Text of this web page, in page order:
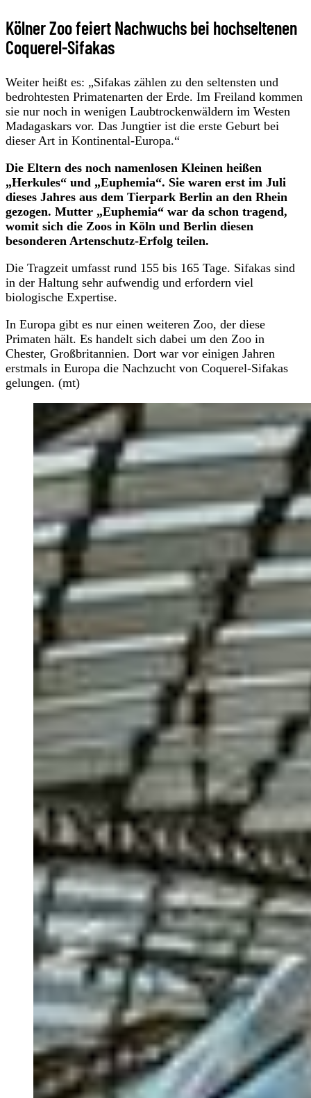
Kölner Zoo feiert Nachwuchs bei hochseltenen
Coquerel-Sifakas
Weiter heißt es: „Sifakas zählen zu den seltensten und
bedrohtesten Primatenarten der Erde. Im Freiland kommen
sie nur noch in wenigen Laubtrockenwäldern im Westen
Madagaskars vor. Das Jungtier ist die erste Geburt bei
dieser Art in Kontinental-Europa.“
Die Eltern des noch namenlosen Kleinen heißen
„Herkules“ und „Euphemia“. Sie waren erst im Juli
dieses Jahres aus dem Tierpark Berlin an den Rhein
gezogen. Mutter „Euphemia“ war da schon tragend,
womit sich die Zoos in Köln und Berlin diesen
besonderen Artenschutz-Erfolg teilen.
Die Tragzeit umfasst rund 155 bis 165 Tage. Sifakas sind
in der Haltung sehr aufwendig und erfordern viel
biologische Expertise.
In Europa gibt es nur einen weiteren Zoo, der diese
Primaten hält. Es handelt sich dabei um den Zoo in
Chester, Großbritannien. Dort war vor einigen Jahren
erstmals in Europa die Nachzucht von Coquerel-Sifakas
gelungen. (mt)